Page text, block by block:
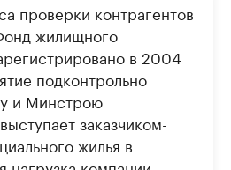
проверки контрагентов
жилищного
в 2004
подконтрольно
и Минстрою
заказчиком-
жилья в